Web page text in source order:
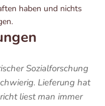
haben und nichts
Sozialforschung
Lieferung hat
liest man immer